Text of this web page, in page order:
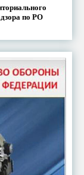
по РО